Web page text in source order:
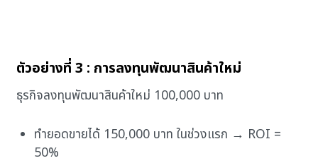
ตัวอย่างที่ 3 : การลงทุนพัฒนาสินค้าใหม่
ธุรกิจลงทุนพัฒนาสินค้าใหม่ 100,000 บาท
ทำยอดขายได้ 150,000 บาท ในช่วงแรก → ROI =
50%